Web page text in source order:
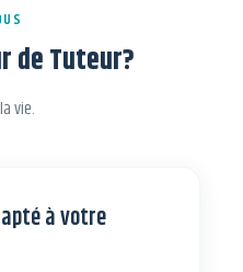
de Tuteur?
vie.
à votre